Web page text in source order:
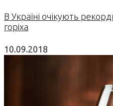
В Україні очікують
горіха
10.09.2018